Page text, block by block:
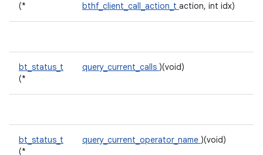
(*
bthf_client_call_action_t action, int idx)
bt_status_t
(*
query_current_calls )(void)
bt_status_t
(*
query_current_operator_name )(void)